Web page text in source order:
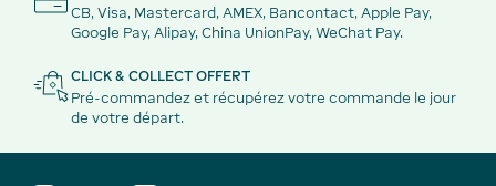
CB, Visa, Mastercard, AMEX, Bancontact, Apple Pay,
Google Pay, Alipay, China UnionPay, WeChat Pay.
CLICK & COLLECT OFFERT
Pré-commandez et récupérez votre commande le jour
de votre départ.